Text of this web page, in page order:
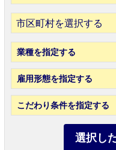
市区町村を選択する
業種を指定する
雇用形態を指定する
こだわり条件を指定する
選択し